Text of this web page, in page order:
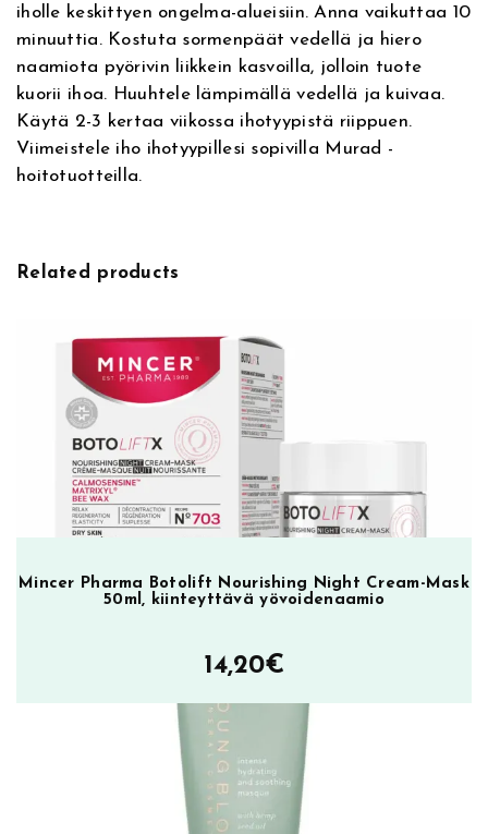
:
4
2
,
0
€
.
0
€
.
iholle keskittyen ongelma-alueisiin. Anna vaikuttaa 10
minuuttia. Kostuta sormenpäät vedellä ja hiero
naamiota pyörivin liikkein kasvoilla, jolloin tuote
kuorii ihoa. Huuhtele lämpimällä vedellä ja kuivaa.
Käytä 2-3 kertaa viikossa ihotyypistä riippuen.
Viimeistele iho ihotyypillesi sopivilla Murad -
hoitotuotteilla.
Related products
Mincer Pharma Botolift Nourishing Night Cream-Mask
50ml, kiinteyttävä yövoidenaamio
14,20€